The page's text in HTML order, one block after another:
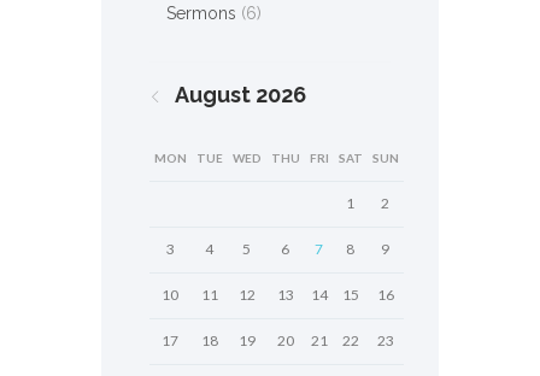
Sermons (6)
August 2026
MON TUE WED THU FRI SAT SUN
1 2
3 4 5 6 7 8 9
10 11 12 13 14 15 16
17 18 19 20 21 22 23